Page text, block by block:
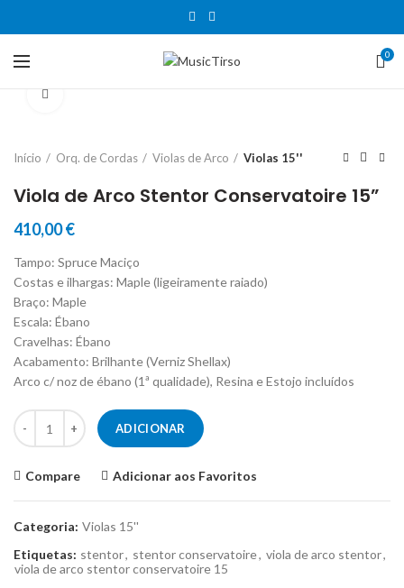
0
Início Orq. de Cordas Violas de Arco Violas 15''
Viola de Arco Stentor Conservatoire 15”
410,00€
Tampo: Spruce Maciço
Costas e ilhargas: Maple (ligeiramente raiado)
Braço: Maple
Escala: Ébano
Cravelhas: Ébano
Acabamento: Brilhante (Verniz Shellax)
Arco c/ noz de ébano (1ª qualidade), Resina e Estojo incluídos
Quantidade de Viola de Arco Stentor Conservatoire 15''
ADICIONAR
Compare Adicionar aos Favoritos
Categoria: Violas 15''
Etiquetas: stentor, stentor conservatoire, viola de arco stentor,
viola de arco stentor conservatoire 15